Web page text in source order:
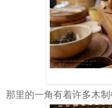
那里的一角有着许多木